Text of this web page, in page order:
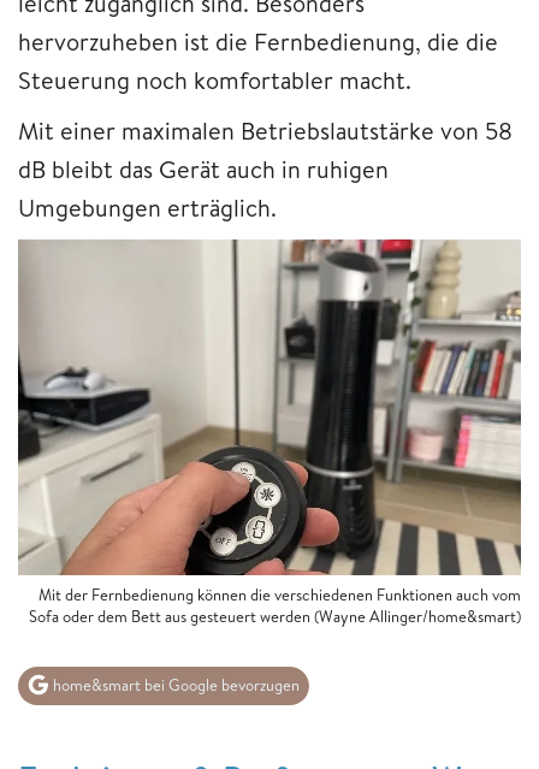
hervorzuheben ist die Fernbedienung, die die
Steuerung noch komfortabler macht.
Mit einer maximalen Betriebslautstärke von 58
dB bleibt das Gerät auch in ruhigen
Umgebungen erträglich.
Mit der Fernbedienung können die verschiedenen Funktionen auch vom
Sofa oder dem Bett aus gesteuert werden (Wayne Allinger/home&smart)
home&smart bei Google bevorzugen